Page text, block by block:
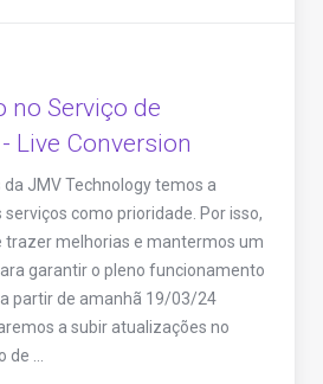
no Serviço de
Live Conversion
JMV Technology temos a
como prioridade. Por isso,
trazer melhorias e mantermos um
garantir o pleno funcionamento
partir de amanhã 19/03/24
a subir atualizações no
...